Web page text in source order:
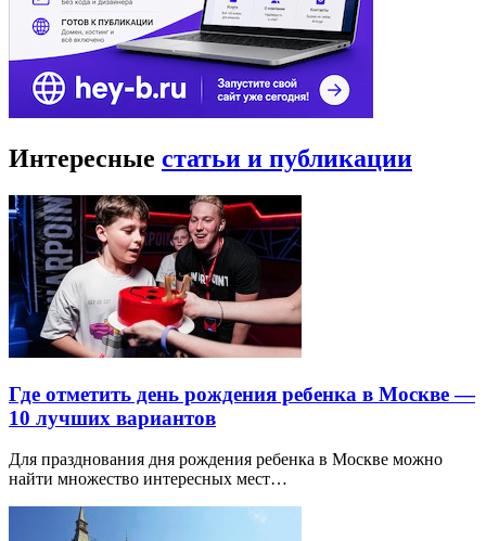
Интересные статьи и публикации
Где отметить день рождения ребенка в Москве —
10 лучших вариантов
Для празднования дня рождения ребенка в Москве можно
найти множество интересных мест…